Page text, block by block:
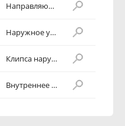
Направляющая дорожка
Наружное уплотнение в сборе
Клипса наружного уплотнения
Внутреннее уплотнение